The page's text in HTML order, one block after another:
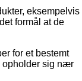
eksempelvis
formål at de
for et bestemt
opholder sig nær